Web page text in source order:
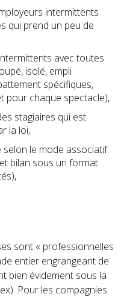
intermittents
qui prend un peu de
avec toutes
isolé, empli
spécifiques,
pour chaque spectacle),
stagiaires qui est
la loi,
selon le mode associatif
bilan sous un format
sont « professionnelles
entier engrangeant de
bien évidement sous la
Pour les compagnies